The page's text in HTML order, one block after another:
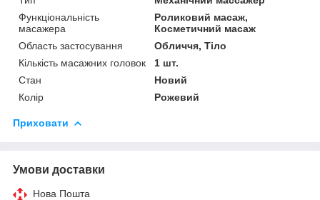
Функціональність
масажера
Роликовий масаж,
Косметичний масаж
Область застосування
Обличчя, Тіло
Кількість масажних головок
1 шт.
Стан
Новий
Колір
Рожевий
Приховати
Умови доставки
Нова Пошта